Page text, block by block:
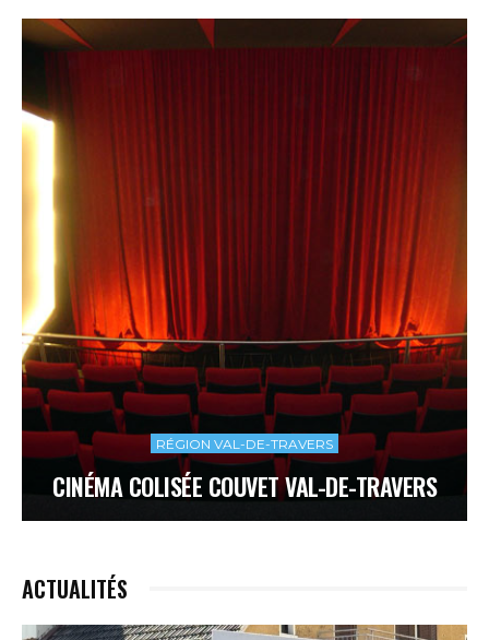
RÉGION VAL-DE-TRAVERS
CINÉMA COLISÉE COUVET VAL-DE-TRAVERS
ACTUALITÉS